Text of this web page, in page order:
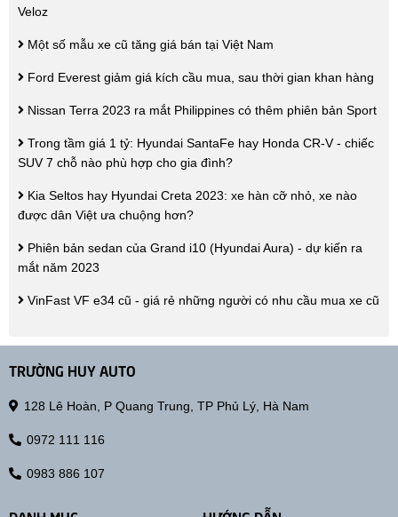
Veloz
Một số mẫu xe cũ tăng giá bán tại Việt Nam
Ford Everest giảm giá kích cầu mua, sau thời gian khan hàng
Nissan Terra 2023 ra mắt Philippines có thêm phiên bản Sport
Trong tầm giá 1 tỷ: Hyundai SantaFe hay Honda CR-V - chiếc
SUV 7 chỗ nào phù hợp cho gia đình?
Kia Seltos hay Hyundai Creta 2023: xe hàn cỡ nhỏ, xe nào
được dân Việt ưa chuộng hơn?
Phiên bản sedan của Grand i10 (Hyundai Aura) - dự kiến ra
mắt năm 2023
VinFast VF e34 cũ - giá rẻ những người có nhu cầu mua xe cũ
TRƯỜNG HUY AUTO
128 Lê Hoàn, P Quang Trung, TP Phủ Lý, Hà Nam
0972 111 116
0983 886 107